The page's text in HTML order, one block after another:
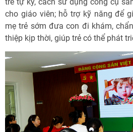
cho giáo viên; hỗ trợ kỹ năng để
mẹ trẻ sớm đưa con đi khám,
thiệp kịp thời, giúp trẻ có thể phát